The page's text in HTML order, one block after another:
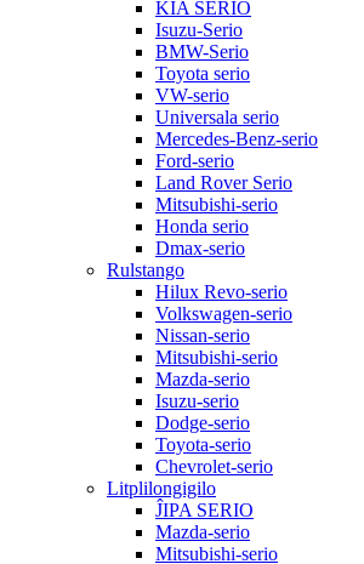
KIA SERIO
Isuzu-Serio
BMW-Serio
Toyota serio
VW-serio
Universala serio
Mercedes-Benz-serio
Ford-serio
Land Rover Serio
Mitsubishi-serio
Honda serio
Dmax-serio
Rulstango
Hilux Revo-serio
Volkswagen-serio
Nissan-serio
Mitsubishi-serio
Mazda-serio
Isuzu-serio
Dodge-serio
Toyota-serio
Chevrolet-serio
Litplilongigilo
ĴIPA SERIO
Mazda-serio
Mitsubishi-serio